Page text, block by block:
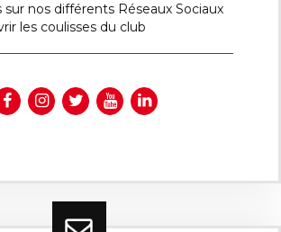
sur nos différents Réseaux Sociaux
les coulisses du club